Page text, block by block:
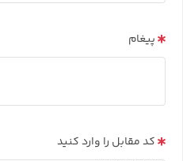
پیغام
کد مقابل را وارد کنید